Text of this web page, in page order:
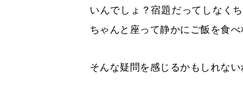
いんでしょ？宿題だってしなく
ちゃんと座って静かにご飯を食
そんな疑問を感じるかもしれない